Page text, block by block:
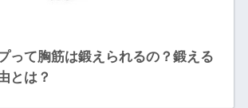
って胸筋は鍛えられるの？鍛える
とは？